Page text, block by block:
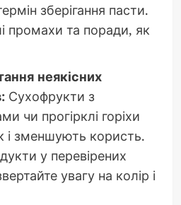
зберігання пасти.
промахи та поради, як
неякісних
Сухофрукти з
чи прогірклі горіхи
і зменшують користь.
у перевірених
увагу на колір і